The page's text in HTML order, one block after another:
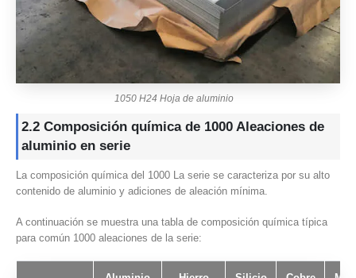
1050 H24 Hoja de aluminio
2.2 Composición química de 1000 Aleaciones de
aluminio en serie
La composición química del 1000 La serie se caracteriza por su alto
contenido de aluminio y adiciones de aleación mínima.
A continuación se muestra una tabla de composición química típica
para común 1000 aleaciones de la serie: